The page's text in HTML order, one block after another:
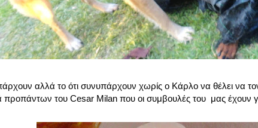
αλλά το ότι συνυπάρχουν χωρίς ο Κάρλο να θέλει να
του Cesar Milan που οι συμβουλές του μας έχουν